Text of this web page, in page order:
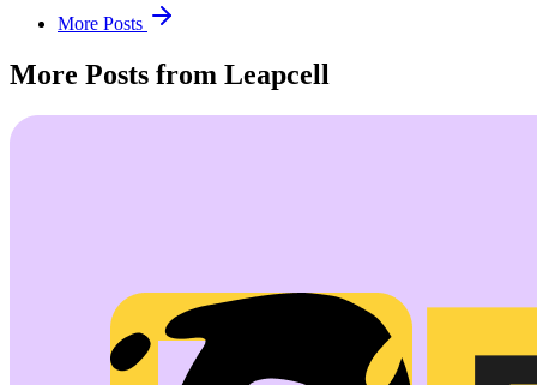
More Posts
More Posts from Leapcell